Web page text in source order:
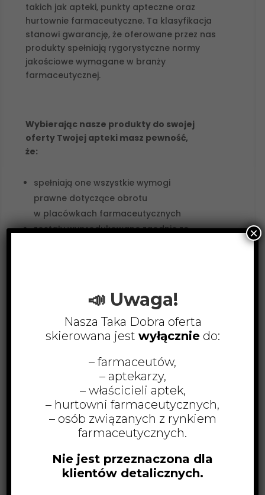
takich jak apteki, punkty apteczne oraz
hurtownie farmaceutyczne. Ta klasyfikacja
stanowi gwarancję, że oferowane przez nas
produkty spełniają rygorystyczne normy
jakościowe wymagane w branży
farmaceutycznej.
Wybierając nasze produkty do swojej
oferty Twojej apteki masz pewność,
że:
spełniają one wszystkie wymogi
prawne dotyczące obrotu
w placówkach farmaceutycznych
zostały wyprodukowane zgodnie ze
📣 Uwaga!
Nasza Taka Dobra oferta
skierowana jest wyłączniedo:
– farmaceutów,
– aptekarzy,
– właścicieli aptek,
– hurtowni farmaceutycznych,
– osób związanych z rynkiem
farmaceutycznych.
Nie jest przeznaczona dla
klientów detalicznych.
×